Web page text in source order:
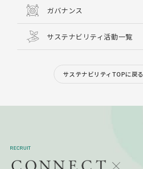
ガバナンス
サステナビリティ活動一覧
サステナビリティTOPに戻る
RECRUIT